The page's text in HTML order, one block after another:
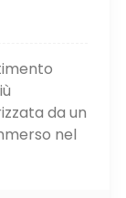
da un
nel